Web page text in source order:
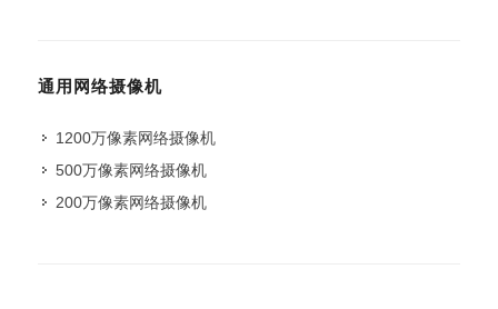
通用网络摄像机
1200万像素网络摄像机
500万像素网络摄像机
200万像素网络摄像机